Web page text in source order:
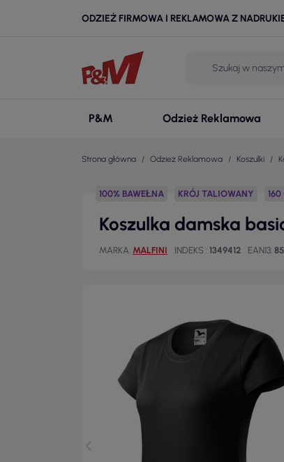
ODZIEŻ FIRMOWA I REKLAMOWA Z
P&M Odzież Reklamowa
Strona główna Odzież Reklamowa Koszulki
100% BAWEŁNA KRÓJ TALIOWANY
Koszulka damska
MARKA MALFINI INDEKS 1349412 EAN13